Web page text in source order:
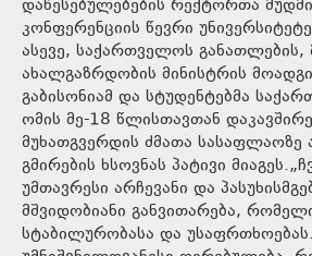
დაწესებულებების რექტორთა
კონფერენციის წევრი
ასევე, საქართველოს განათლების,
ახალგაზრდობის მინისტრის
გაბისონიამ და სტუდენტებმა
ომის მე-18 წლისთავთან
მუხათგვერდის ძმათა სასაფლაოზე
გმირების ხსოვნას პატივი
უმთავრესი არჩევანი და
მშვიდობიანი განვითარება,
სტაბილურობასა და